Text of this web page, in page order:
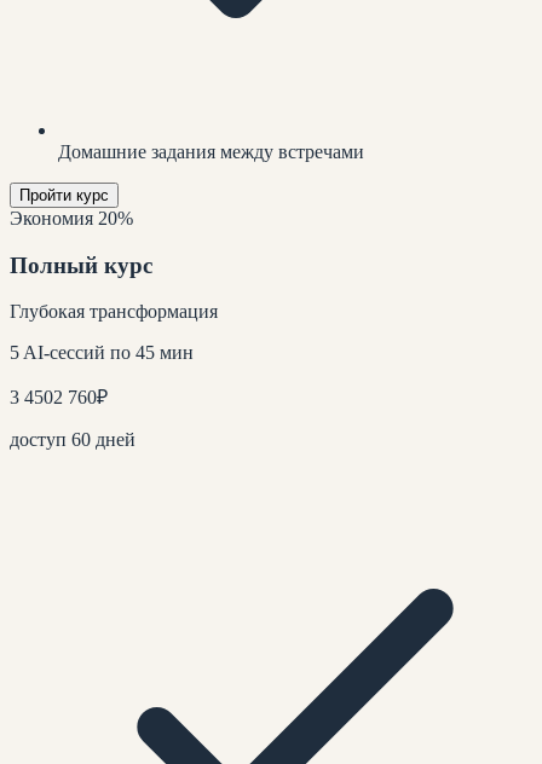
Домашние задания между встречами
Пройти курс
Экономия 20%
Полный курс
Глубокая трансформация
5 AI-сессий по 45 мин
3 4502 760₽
доступ 60 дней